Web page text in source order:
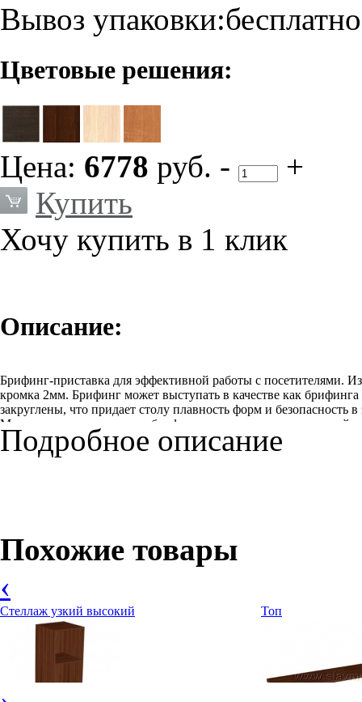
Вывоз упаковки:бесплатно
Цветовые решения:
Цена: 6778 руб. -
+
Купить
Хочу купить в 1 клик
Описание:
Брифинг-приставка для эффективной работы с
кромка 2мм. Брифинг может выступать в качестве как
закруглены, что придает столу плавность форм и безопасность
Может использоваться как брифинг или как отдельно стоящий
Подробное описание
Похожие товары
‹
Стеллаж узкий высокий Топ